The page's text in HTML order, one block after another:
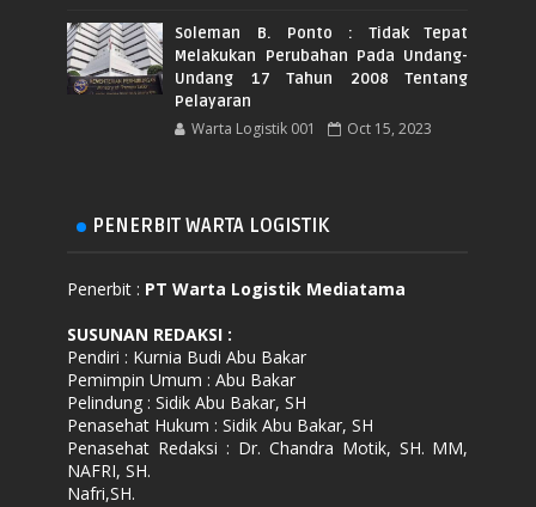
Soleman B. Ponto : Tidak Tepat
Melakukan Perubahan Pada Undang-
Undang 17 Tahun 2008 Tentang
Pelayaran
Warta Logistik 001 Oct 15, 2023
PENERBIT WARTA LOGISTIK
Penerbit : PT Warta Logistik Mediatama
SUSUNAN REDAKSI :
Pendiri : Kurnia Budi Abu Bakar
Pemimpin Umum : Abu Bakar
Pelindung : Sidik Abu Bakar, SH
Penasehat Hukum : Sidik Abu Bakar, SH
Penasehat Redaksi : Dr. Chandra Motik, SH. MM,
NAFRI, SH.
Nafri,SH.